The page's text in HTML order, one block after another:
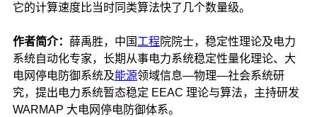
它的计算速度比当时同类算法快了几个数量级。
作者简介： 薛禹胜，中国 工程 院院士，稳定性理论及电力
系统自动化专家，长期从事电力系统稳定性量化理论、大
电网停电防御系统及能源领域信息—物理—社会系统研
究，提出电力系统暂态稳定 EEAC 理论与算法，主持研发
WARMAP 大电网停电防御体系。